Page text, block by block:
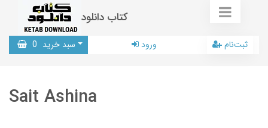
کتاب دانلود
سبد خرید 0 ورود ثبت‌نام
Sait Ashina